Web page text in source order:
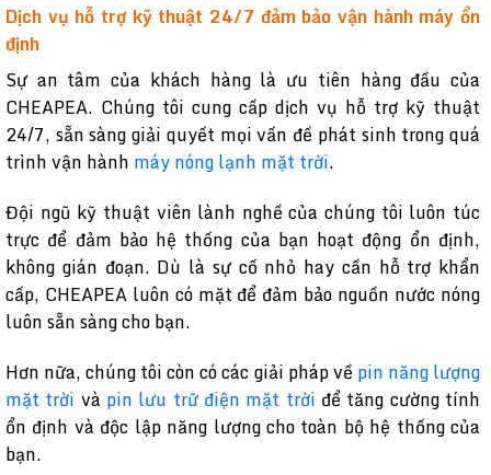
Dịch vụ hỗ trợ kỹ thuật 24/7 đảm bảo vận hành máy ổn
định
Sự an tâm của khách hàng là ưu tiên hàng đầu của
CHEAPEA. Chúng tôi cung cấp dịch vụ hỗ trợ kỹ thuật
24/7, sẵn sàng giải quyết mọi vấn đề phát sinh trong quá
trình vận hành máy nóng lạnh mặt trời.
Đội ngũ kỹ thuật viên lành nghề của chúng tôi luôn túc
trực để đảm bảo hệ thống của bạn hoạt động ổn định,
không gián đoạn. Dù là sự cố nhỏ hay cần hỗ trợ khẩn
cấp, CHEAPEA luôn có mặt để đảm bảo nguồn nước nóng
luôn sẵn sàng cho bạn.
Hơn nữa, chúng tôi còn có các giải pháp về pin năng lượng
mặt trời và pin lưu trữ điện mặt trời để tăng cường tính
ổn định và độc lập năng lượng cho toàn bộ hệ thống của
bạn.